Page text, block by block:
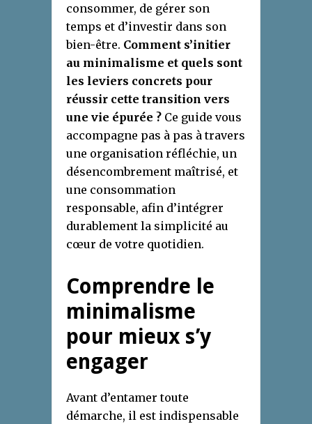
consommer, de gérer son
temps et d’investir dans son
bien-être. Comment s’initier
au minimalisme et quels sont
les leviers concrets pour
réussir cette transition vers
une vie épurée ? Ce guide vous
accompagne pas à pas à travers
une organisation réfléchie, un
désencombrement maîtrisé, et
une consommation
responsable, afin d’intégrer
durablement la simplicité au
cœur de votre quotidien.
Comprendre le
minimalisme
pour mieux s’y
engager
Avant d’entamer toute
démarche, il est indispensable